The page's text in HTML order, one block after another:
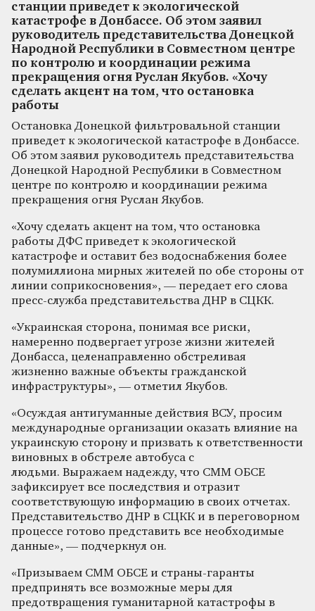
станции приведет к экологической
катастрофе в Донбассе. Об этом заявил
руководитель представительства Донецкой
Народной Республики в Совместном центре
по контролю и координации режима
прекращения огня Руслан Якубов. «Хочу
сделать акцент на том, что остановка
работы
Остановка Донецкой фильтровальной станции
приведет к экологической катастрофе в Донбассе.
Об этом заявил руководитель представительства
Донецкой Народной Республики в Совместном
центре по контролю и координации режима
прекращения огня Руслан Якубов.
«Хочу сделать акцент на том, что остановка
работы ДФС приведет к экологической
катастрофе и оставит без водоснабжения более
полумиллиона мирных жителей по обе стороны от
линии соприкосновения», — передает его слова
пресс-служба представительства ДНР в СЦКК.
«Украинская сторона, понимая все риски,
намеренно подвергает угрозе жизни жителей
Донбасса, целенаправленно обстреливая
жизненно важные объекты гражданской
инфраструктуры», — отметил Якубов.
«Осуждая антигуманные действия ВСУ, просим
международные организации оказать влияние на
украинскую сторону и призвать к ответственности
виновных в обстреле автобуса с
людьми. Выражаем надежду, что СММ ОБСЕ
зафиксирует все последствия и отразит
соответствующую информацию в своих отчетах.
Представительство ДНР в СЦКК и в переговорном
процессе готово представить все необходимые
данные», — подчеркнул он.
«Призываем СММ ОБСЕ и страны-гаранты
предпринять все возможные меры для
предотвращения гуманитарной катастрофы в